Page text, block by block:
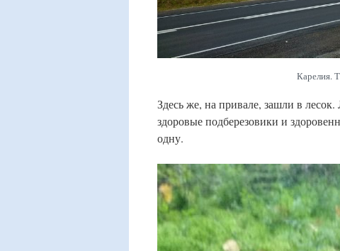
Карелия.
Здесь же, на привале, зашли в
здоровые подберезовики и
одну.